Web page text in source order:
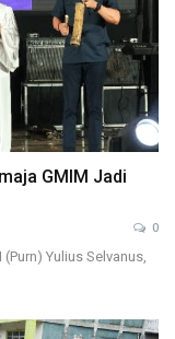
GMIM Jadi
0
(Purn) Yulius Selvanus,